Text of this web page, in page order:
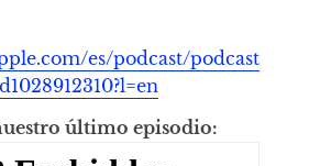
es/podcast/podcast
último episodio: